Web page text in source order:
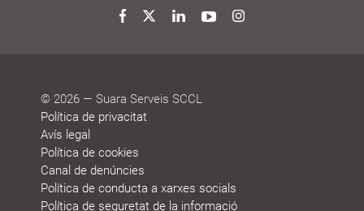
reconeixementsFacebook
TwitterLinkedInYouTubeInstagram
© 2026 — Suara Serveis SCCL
Política de privacitat
Avís legal
Política de cookies
Canal de denúncies
Política de conducta a xarxes socials
Política de seguretat de la informació